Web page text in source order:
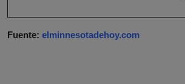
Fuente: elminnesotadehoy.com